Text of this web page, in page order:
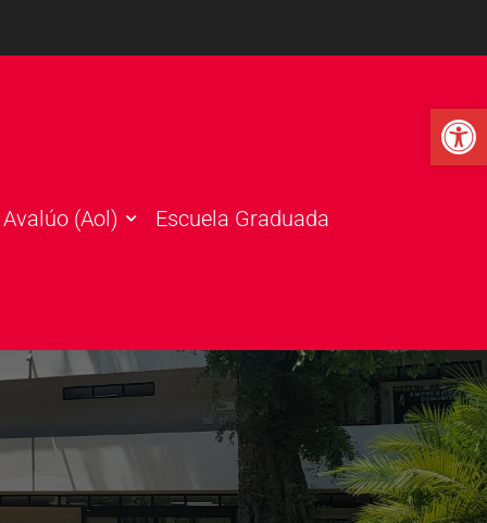
Avalúo (Aol) Escuela Graduada